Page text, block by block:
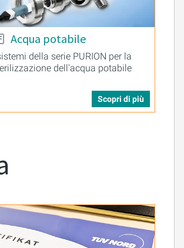
Acqua potabile
della serie PURION per la
dell'acqua potabile
Scopri di più